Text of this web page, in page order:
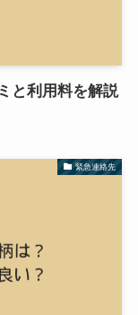
と利用料を解説
緊急連絡先